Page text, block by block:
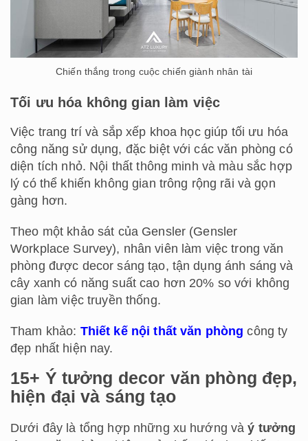
Chiến thắng trong cuộc chiến giành nhân tài
Tối ưu hóa không gian làm việc
Việc trang trí và sắp xếp khoa học giúp tối ưu hóa
công năng sử dụng, đặc biệt với các văn phòng có
diện tích nhỏ. Nội thất thông minh và màu sắc hợp
lý có thể khiến không gian trông rộng rãi và gọn
gàng hơn.
Theo một khảo sát của Gensler (Gensler
Workplace Survey), nhân viên làm việc trong văn
phòng được decor sáng tạo, tận dụng ánh sáng và
cây xanh có năng suất cao hơn 20% so với không
gian làm việc truyền thống.
Tham khảo: Thiết kế nội thất văn phòng công ty
đẹp nhất hiện nay.
15+ Ý tưởng decor văn phòng đẹp,
hiện đại và sáng tạo
Dưới đây là tổng hợp những xu hướng vàý tưởng